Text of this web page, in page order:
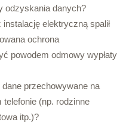
odzyskania danych?
elektryczną spalił
ochrona
powodem odmowy wypłaty
przechowywane na
(np. rodzinne
itp.)?